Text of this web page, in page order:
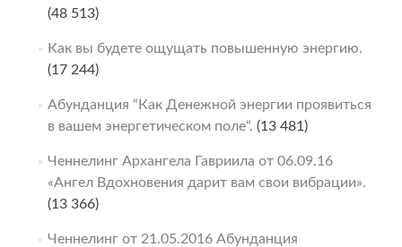
(48 513)
Как вы будете ощущать повышенную энергию.
(17 244)
Абунданция “Как Денежной энергии проявиться
в вашем энергетическом поле“. (13 481)
Ченнелинг Архангела Гавриила от 06.09.16
«Ангел Вдохновения дарит вам свои вибрации».
(13 366)
Ченнелинг от 21.05.2016 Абунданция